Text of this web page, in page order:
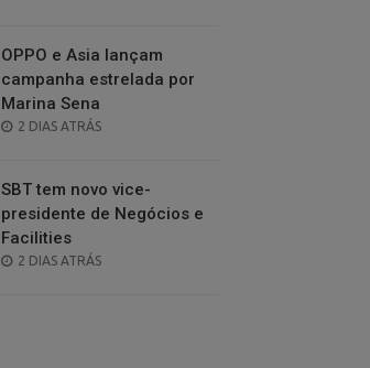
OPPO e Asia lançam
campanha estrelada por
Marina Sena
POSTED
2 DIAS ATRÁS
SBT tem novo vice-
presidente de Negócios e
Facilities
POSTED
2 DIAS ATRÁS